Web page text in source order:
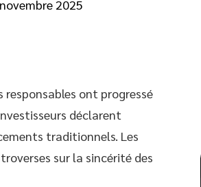
2025
ont progressé
déclarent
traditionnels. Les
sur la sincérité des